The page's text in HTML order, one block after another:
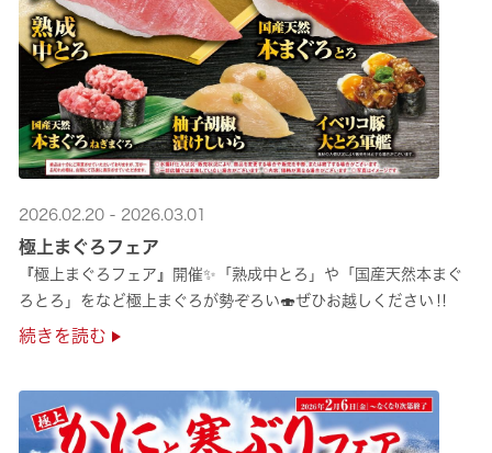
2026.02.20 - 2026.03.01
極上まぐろフェア
『極上まぐろフェア』開催✨「熟成中とろ」や「国産天然本まぐ
ろとろ」をなど極上まぐろが勢ぞろい🍣ぜひお越しください‼
続きを読む